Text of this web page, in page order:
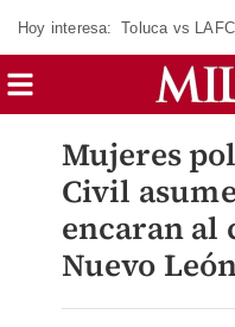
Hoy interesa: Toluca vs LAFC
Mujeres
Civil
encaran al
Nuevo